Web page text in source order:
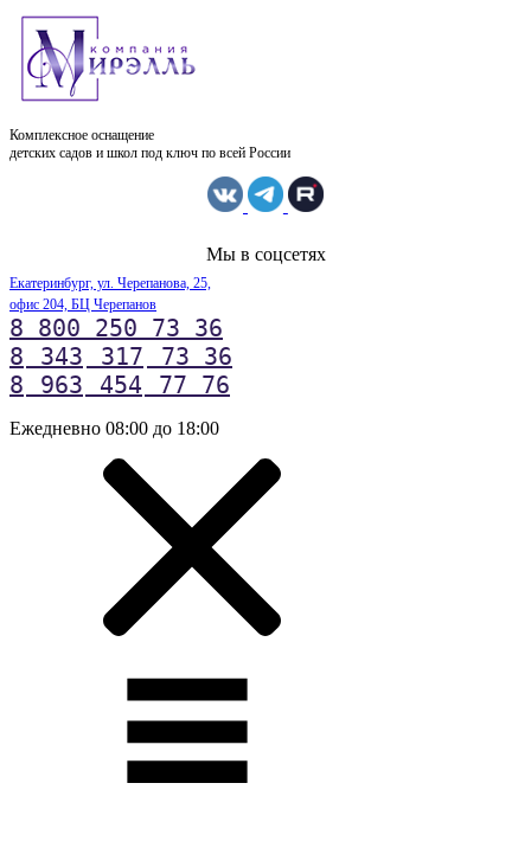
Комплексное оснащение
детских садов и школ под ключ по всей России
Мы в соцсетях
Екатеринбург, ул. Черепанова, 25,
офис 204, БЦ Черепанов
8 800 250 73 36
8
343 317
73 36
8
963 454 77 76
Ежедневно 08:00 до 18:00